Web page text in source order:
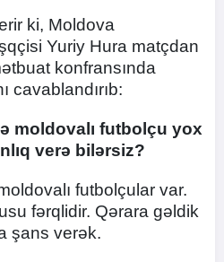
ki, Moldova
Yuriy Hura matçdan
konfransında
cavablandırıb:
moldovalı futbolçu yox
verə bilərsiz?
futbolçular var.
fərqlidir. Qərara gəldik
şans verək.